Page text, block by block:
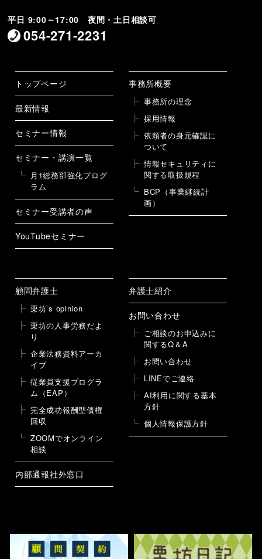
平日 9:00～17:00 夜間・土日相談可
054-271-2231
トップページ
最新情報
セミナー情報
セミナー・講演一覧
月1総務部強化プログ
ラム
セミナー受講者の声
YouTubeセミナー
事務所概要
事務所の理念
採用情報
依頼者の身元確認に
ついて
情報セキュリティに
関する取扱規程
BCP（事業継続計
画）
顧問弁護士
栗坊’s opinion
栗坊の人事労務だよ
り
企業法務資料アーカ
イブ
従業員支援プログラ
ム（EAP）
完全成功報酬型債権
回収
ZOOMでオンライン
相談
内部通報社外窓口
弁護士紹介
お問い合わせ
ご相談のお申込みに
関するQ＆A
お問い合わせ
LINEでご連絡
AI利用に関する基本
方針
個人情報保護方針